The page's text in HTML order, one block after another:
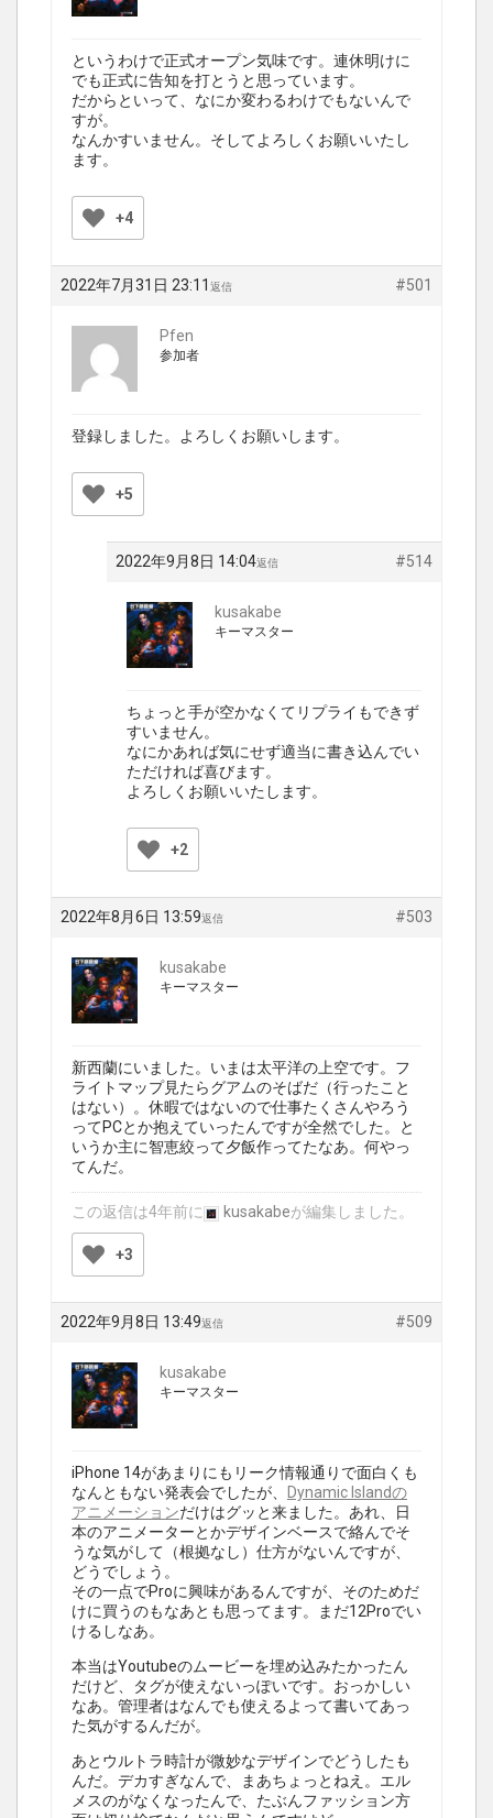
というわけで正式オープン気味です。連休明けに
でも正式に告知を打とうと思っています。
だからといって、なにか変わるわけでもないんで
すが。
なんかすいません。そしてよろしくお願いいたし
ます。
+4
2022年7月31日 23:11 #501
返信
Pfen
参加者
登録しました。よろしくお願いします。
+5
2022年9月8日 14:04 #514
返信
kusakabe
キーマスター
ちょっと手が空かなくてリプライもできず
すいません。
なにかあれば気にせず適当に書き込んでい
ただければ喜びます。
よろしくお願いいたします。
+2
2022年8月6日 13:59 #503
返信
kusakabe
キーマスター
新西蘭にいました。いまは太平洋の上空です。フ
ライトマップ見たらグアムのそばだ（行ったこと
はない）。休暇ではないので仕事たくさんやろう
ってPCとか抱えていったんですが全然でした。と
いうか主に智恵絞って夕飯作ってたなあ。何やっ
てんだ。
この返信は4年前に kusakabeが編集しました。
+3
2022年9月8日 13:49 #509
返信
kusakabe
キーマスター
iPhone 14があまりにもリーク情報通りで面白くも
なんともない発表会でしたが、
Dynamic Islandの
アニメーションだけはグッと来ました。あれ、日
本のアニメーターとかデザインベースで絡んでそ
うな気がして（根拠なし）仕方がないんですが、
どうでしょう。
その一点でProに興味があるんですが、そのためだ
けに買うのもなあとも思ってます。まだ12Proでい
けるしなあ。
本当はYoutubeのムービーを埋め込みたかったん
だけど、タグが使えないっぽいです。おっかしい
なあ。管理者はなんでも使えるよって書いてあっ
た気がするんだが。
あとウルトラ時計が微妙なデザインでどうしたも
んだ。デカすぎなんで、まあちょっとねえ。エル
メスのがなくなったんで、たぶんファッション方